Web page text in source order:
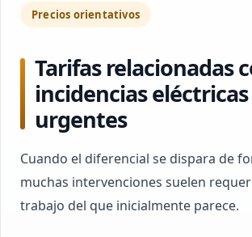
Precios orientativos
Tarifas relacionadas
incidencias eléctricas
urgentes
Cuando el diferencial se dispara de
muchas intervenciones suelen
trabajo del que inicialmente parece.